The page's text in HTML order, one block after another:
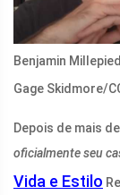
Benjamin
Gage Skidmore/
Depois de mais
oficialmente seu
Vida e Estilo